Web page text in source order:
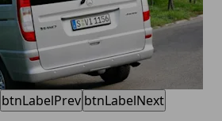
btnLabelPrev btnLabelNext